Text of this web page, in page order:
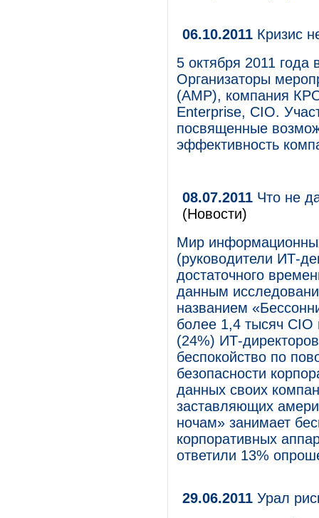
06.10.2011 Кризис
5 октября 2011
Организаторы
(АМР), компания
Enterprise, CIO.
посвященные
эффективность
08.07.2011 Что не
(Новости)
Мир
(руководители ИТ-
достаточного
данным
названием
более 1,4 тысяч CIO
(24%) ИТ-
беспокойство по
безопасности
данных своих
заставляющих
ночам» занимает
корпоративных
ответили 13%
29.06.2011 Урал